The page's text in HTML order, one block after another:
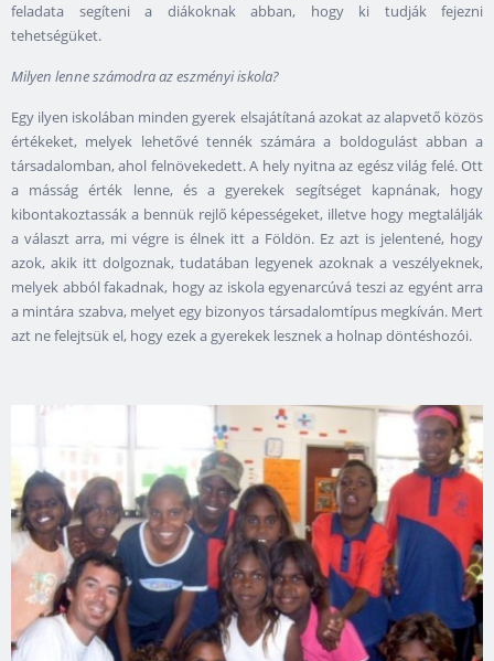
feladata segíteni a diákoknak abban, hogy ki tudják fejezni
tehetségüket.
Milyen lenne számodra az eszményi iskola?
Egy ilyen iskolában minden gyerek elsajátítaná azokat az alapvető közös
értékeket, melyek lehetővé tennék számára a boldogulást abban a
társadalomban, ahol felnövekedett. A hely nyitna az egész világ felé. Ott
a másság érték lenne, és a gyerekek segítséget kapnának, hogy
kibontakoztassák a bennük rejlő képességeket, illetve hogy megtalálják
a választ arra, mi végre is élnek itt a Földön. Ez azt is jelentené, hogy
azok, akik itt dolgoznak, tudatában legyenek azoknak a veszélyeknek,
melyek abból fakadnak, hogy az iskola egyenarcúvá teszi az egyént arra
a mintára szabva, melyet egy bizonyos társadalomtípus megkíván. Mert
azt ne felejtsük el, hogy ezek a gyerekek lesznek a holnap döntéshozói.